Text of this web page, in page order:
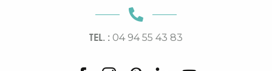
TEL. : 04 94 55 43 83